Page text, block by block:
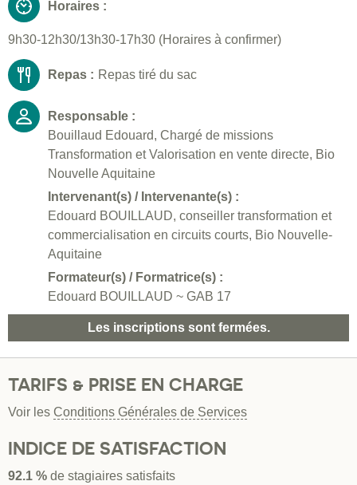
Horaires :
9h30-12h30/13h30-17h30 (Horaires à confirmer)
Repas : Repas tiré du sac
Responsable :
Bouillaud Edouard, Chargé de missions
Transformation et Valorisation en vente directe, Bio
Nouvelle Aquitaine
Intervenant(s) / Intervenante(s) :
Edouard BOUILLAUD, conseiller transformation et
commercialisation en circuits courts, Bio Nouvelle-
Aquitaine
Formateur(s) / Formatrice(s) :
Edouard BOUILLAUD ~ GAB 17
Les inscriptions sont fermées.
TARIFS & PRISE EN CHARGE
Voir les Conditions Générales de Services
INDICE DE SATISFACTION
92.1 % de stagiaires satisfaits